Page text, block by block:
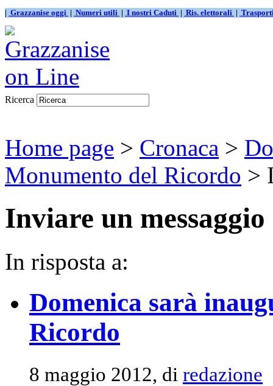
| Grazzanise oggi | Numeri utili | I nostri Caduti | Ris. elettorali |
Ricerca
Home page > Cronaca >
Monumento del Ricordo >
Inviare un messaggio
In risposta a:
Domenica sarà
Ricordo
8 maggio 2012, di redazione